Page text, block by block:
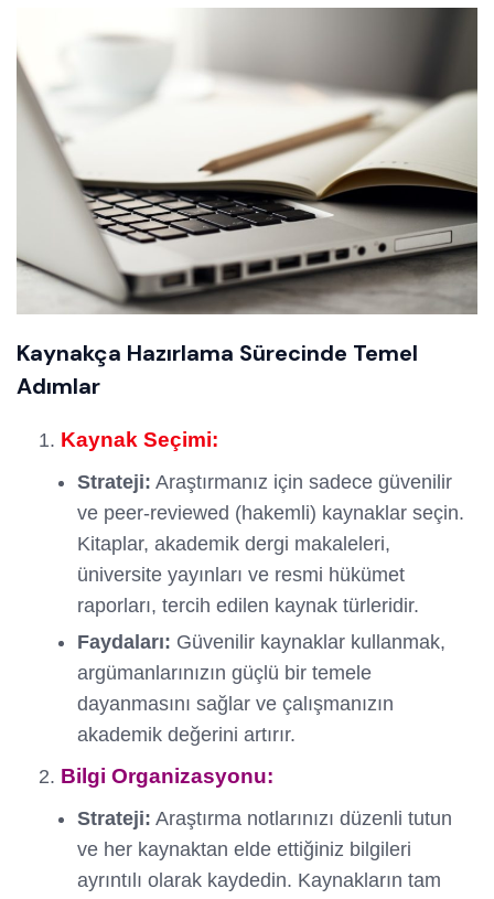
Kaynakça Hazırlama Sürecinde Temel
Adımlar
Kaynak Seçimi:
Strateji: Araştırmanız için sadece güvenilir
ve peer-reviewed (hakemli) kaynaklar seçin.
Kitaplar, akademik dergi makaleleri,
üniversite yayınları ve resmi hükümet
raporları, tercih edilen kaynak türleridir.
Faydaları: Güvenilir kaynaklar kullanmak,
argümanlarınızın güçlü bir temele
dayanmasını sağlar ve çalışmanızın
akademik değerini artırır.
Bilgi Organizasyonu:
Strateji: Araştırma notlarınızı düzenli tutun
ve her kaynaktan elde ettiğiniz bilgileri
ayrıntılı olarak kaydedin. Kaynakların tam